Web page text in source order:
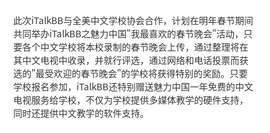
此次iTalkBB与全美中文学校协会合作，计划在明年春节期间
共同举办iTalkBB之魅力中国"我最喜欢的春节晚会"活动，只
要各个中文学校将本校录制的春节晚会上传，通过整理将在
其中文电视中收录，并就行评选，通过网络和电话投票而获
选的"最受欢迎的春节晚会"的学校将获得特别的奖励。只要
学校报名参加，iTalkBB还特别赠送魅力中国一年免费的中文
电视服务给学校，不仅为学校提供多媒体教学的硬件支持，
同时还提供中文教学的软件支持。